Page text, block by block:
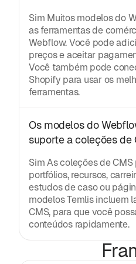
Sim Muitos modelos do
as ferramentas de
Webflow. Você pode
preços e aceitar
Você também pode
Shopify para usar os
ferramentas.
Os modelos do
suporte a coleções de
Sim As coleções de
portfólios, recursos,
estudos de caso ou
modelos Temlis incluem
CMS, para que você
conteúdos rapidamente.